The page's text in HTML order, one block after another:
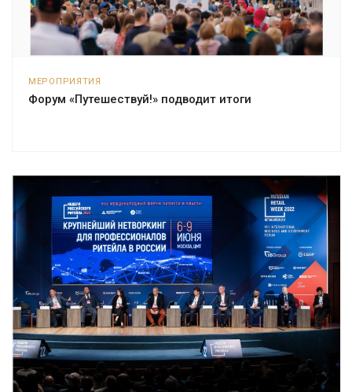
МЕРОПРИЯТИЯ
Форум «Путешествуй!» подводит итоги